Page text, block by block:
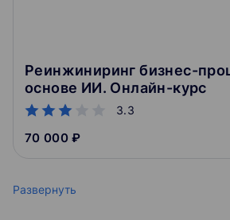
Реинжиниринг бизнес-
основе ИИ. Онлайн-курс
3.3
70 000 ₽
Развернуть